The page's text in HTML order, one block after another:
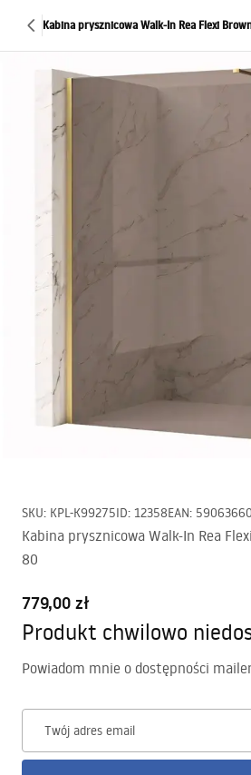
Kabina prysznicowa Walk-In Rea Flexi
SKU: KPL-K99275ID: 12358EAN:
Kabina prysznicowa Walk-In Rea
80
779,00 zł
Produkt chwilowo
Powiadom mnie o dostępności
Twój adres email